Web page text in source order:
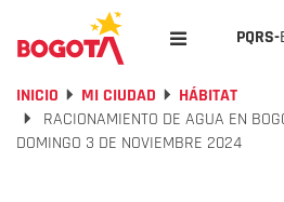
PQRS-
INICIO MI CIUDAD
HÁBITAT
RACIONAMIENTO DE AGUA EN
DOMINGO 3 DE NOVIEMBRE 2024